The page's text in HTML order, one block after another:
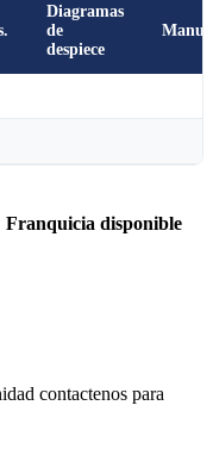
Diagramas
de
despiece
Franquicia disponible
contactenos para